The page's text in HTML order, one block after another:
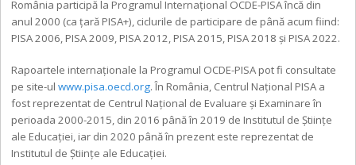
România participă la Programul Internațional OCDE-PISA încă din
anul 2000 (ca țară PISA+), ciclurile de participare de până acum fiind:
PISA 2006, PISA 2009, PISA 2012, PISA 2015, PISA 2018 și PISA 2022.
Rapoartele internaționale la Programul OCDE-PISA pot fi consultate
pe site-ulwww.pisa.oecd.org. În România, Centrul Național PISA a
fost reprezentat de Centrul Național de Evaluare și Examinare în
perioada 2000-2015, din 2016 până în 2019 de Institutul de Științe
ale Educației, iar din 2020 până în prezent este reprezentat de
Institutul de Științe ale Educației.